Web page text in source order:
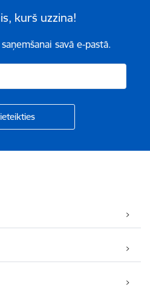
kurš uzzina!
savā e-pastā.